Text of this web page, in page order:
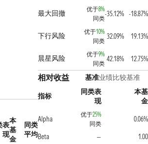
表
现
本
基
金
同类
平均
最大回撤 优于8%
同类
-35.12% -18.87%
下行风险 优于10%
同类
32.09% 19.13%
晨星风险 优于9%
同类
42.18% 12.75%
相对收益 基准业绩比较基准
指标
同类表
现
本基
金
Alpha
优于25%
同类
0.06%
Beta
—
1.00